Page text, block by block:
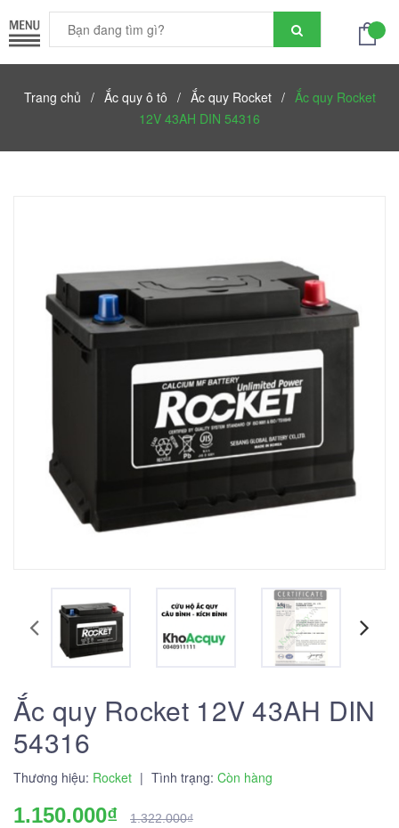
Trang chủ / Ắc quy ô tô / Ắc quy Rocket / Ắc quy Rocket
12V 43AH DIN 54316
Ắc quy Rocket 12V 43AH DIN
54316
Thương hiệu: Rocket | Tình trạng: Còn hàng
1.150.000₫ 1.322.000₫